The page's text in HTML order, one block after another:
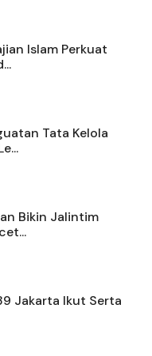
Islam Perkuat
Tata Kelola
Bikin Jalintim
Jakarta Ikut Serta